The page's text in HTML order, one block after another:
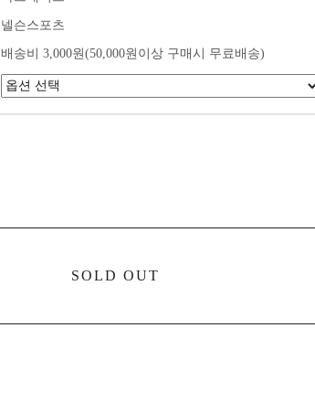
넬슨스포츠
배송비 3,000원(50,000원이상 구매시 무료배송)
SOLD OUT